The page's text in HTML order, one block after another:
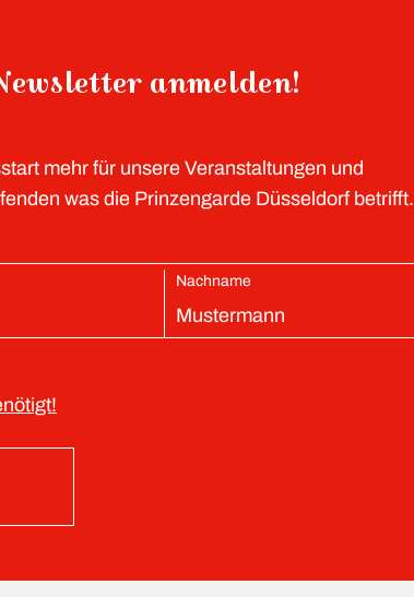
anmelden!
mehr für unsere Veranstaltungen und
was die Prinzengarde Düsseldorf betrifft.
Nachname